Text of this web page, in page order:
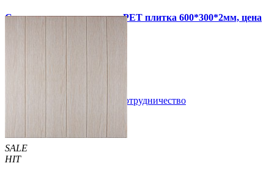
Самоклеящаяся стеновая PET плитка 600*300*2мм, цена
Сотрудничество
SALE
HIT